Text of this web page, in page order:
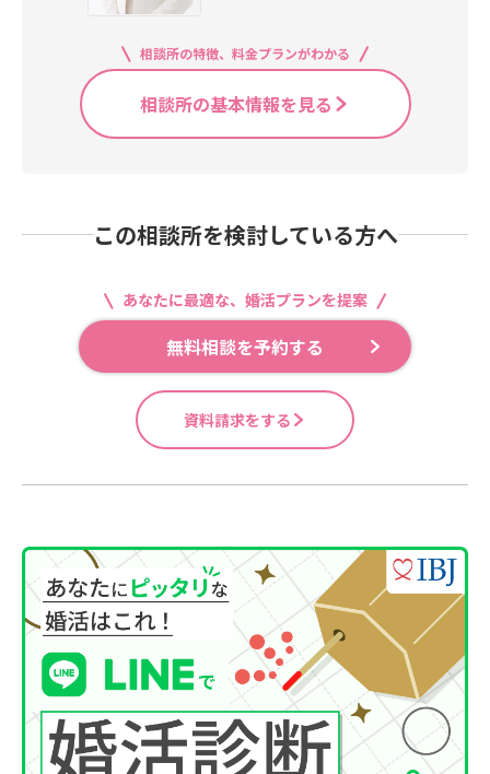
相談所の特徴、料金プランがわかる
相談所の基本情報を見る
この相談所を検討している方へ
あなたに最適な、婚活プランを提案
無料相談を予約する
資料請求をする